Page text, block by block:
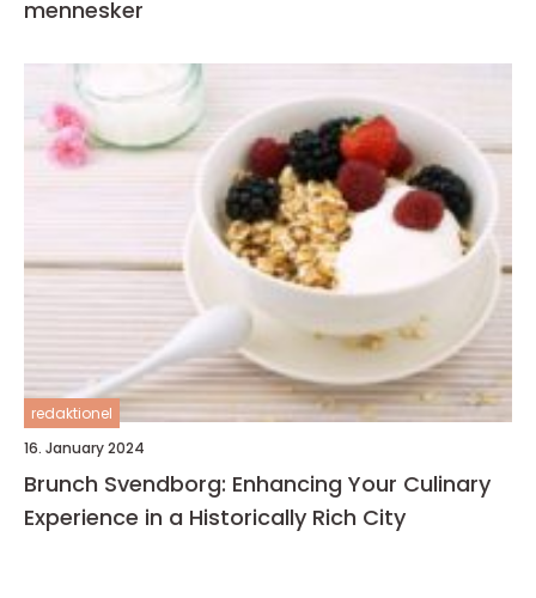
mennesker
redaktionel
16. January 2024
Brunch Svendborg: Enhancing Your Culinary
Experience in a Historically Rich City